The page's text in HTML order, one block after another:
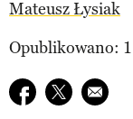
Mateusz Łysiak
Opublikowano:
Udostępnij na
Udostępnij
E-mail